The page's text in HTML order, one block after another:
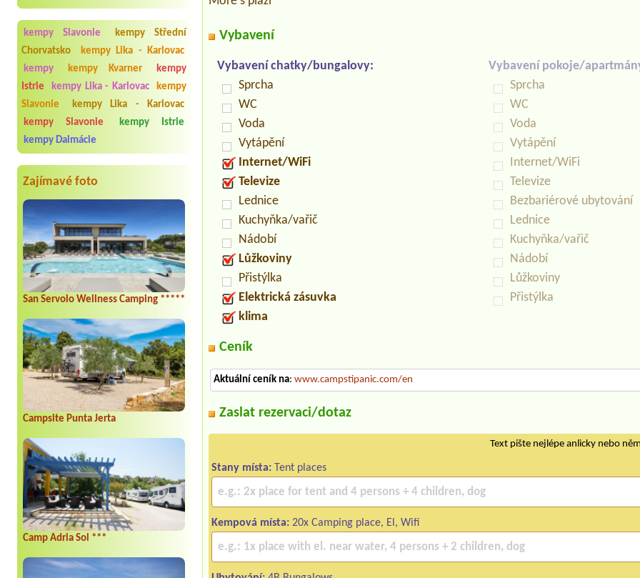
kempy Slavonie
kempy Střední
Chorvatsko
kempy Lika - Karlovac
kempy
kempy Kvarner
kempy
Istrie
kempy Lika - Karlovac
kempy
Slavonie
kempy Lika - Karlovac
kempy Slavonie
kempy Istrie
kempy Dalmácie
Zajímavé foto
San Servolo Wellness Camping *****
Campsite Punta Jerta
Camp Adria Sol ***
Vybavení
Vybavení chatky/bungalovy:
Sprcha
WC
Voda
Vytápění
Internet/WiFi
Televize
Lednice
Kuchyňka/vařič
Nádobí
Lůžkoviny
Přistýlka
Elektrická zásuvka
klima
Vybavení pokoje/
Sprcha
WC
Voda
Vytápění
Internet/WiFi
Televize
Bezbariérové ubytování
Lednice
Kuchyňka/vařič
Nádobí
Lůžkoviny
Přistýlka
Ceník
Aktuální ceník na: www.campstipanic.com/en
Zaslat rezervaci/dotaz
Text pište nejlépe anlicky nebo
Stany místa: Tent places
Kempová místa: 20x Camping place, El, Wifi